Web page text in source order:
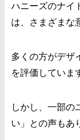
ハニーズのナイ
は、さまざまな
多くの方がデザ
を評価していま
しかし、一部の
い」との声もあ